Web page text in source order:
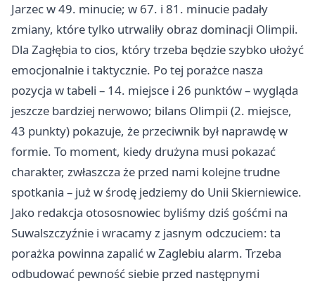
Jarzec w 49. minucie; w 67. i 81. minucie padały
zmiany, które tylko utrwaliły obraz dominacji Olimpii.
Dla Zagłębia to cios, który trzeba będzie szybko ułożyć
emocjonalnie i taktycznie. Po tej porażce nasza
pozycja w tabeli – 14. miejsce i 26 punktów – wygląda
jeszcze bardziej nerwowo; bilans Olimpii (2. miejsce,
43 punkty) pokazuje, że przeciwnik był naprawdę w
formie. To moment, kiedy drużyna musi pokazać
charakter, zwłaszcza że przed nami kolejne trudne
spotkania – już w środę jedziemy do Unii Skierniewice.
Jako redakcja otososnowiec byliśmy dziś gośćmi na
Suwalszczyźnie i wracamy z jasnym odczuciem: ta
porażka powinna zapalić w Zaglebiu alarm. Trzeba
odbudować pewność siebie przed następnymi